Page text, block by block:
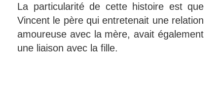
La particularité de cette histoire est que
Vincent le père qui entretenait une relation
amoureuse avec la mère, avait également
une liaison avec la fille.